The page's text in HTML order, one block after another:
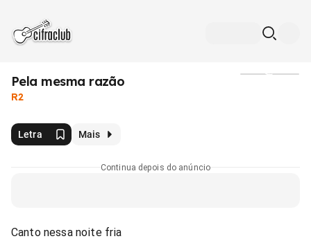
Pela mesma razão
R2
Letra Mais
Continua depois do anúncio
Canto nessa noite fria